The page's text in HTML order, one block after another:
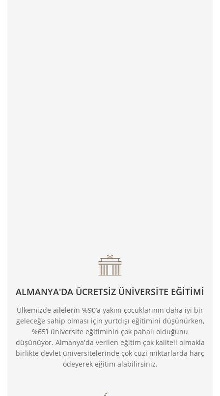
ALMANYA'DA ÜCRETSİZ ÜNİVERSİTE EĞİTİMİ
Ülkemizde ailelerin %90’a yakını çocuklarının daha iyi bir
geleceğe sahip olması için yurtdışı eğitimini düşünürken,
%65’i üniversite eğitiminin çok pahalı olduğunu
düşünüyor. Almanya'da verilen eğitim çok kaliteli olmakla
birlikte devlet üniversitelerinde çok cüzi miktarlarda harç
ödeyerek eğitim alabilirsiniz.